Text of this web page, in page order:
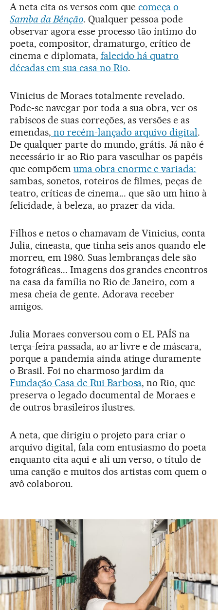
A neta cita os versos com quecomeça o
Samba da Bênção. Qualquer pessoa pode
observar agora esse processo tão íntimo do
poeta, compositor, dramaturgo, crítico de
cinema e diplomata, falecido há quatro
décadas em sua casa no Rio.
Vinicius de Moraes totalmente revelado.
Pode-se navegar por toda a sua obra, ver os
rabiscos de suas correções, as versões e as
emendas, no recém-lançado arquivo digital.
De qualquer parte do mundo, grátis. Já não é
necessário ir ao Rio para vasculhar os papéis
que compõem uma obra enorme e variada:
sambas, sonetos, roteiros de filmes, peças de
teatro, críticas de cinema... que são um hino à
felicidade, à beleza, ao prazer da vida.
Filhos e netos o chamavam de Vinicius, conta
Julia, cineasta, que tinha seis anos quando ele
morreu, em 1980. Suas lembranças dele são
fotográficas... Imagens dos grandes encontros
na casa da família no Rio de Janeiro, com a
mesa cheia de gente. Adorava receber
amigos.
Julia Moraes conversou com o EL PAÍS na
terça-feira passada, ao ar livre e de máscara,
porque a pandemia ainda atinge duramente
o Brasil. Foi no charmoso jardim da
Fundação Casa de Rui Barbosa, no Rio, que
preserva o legado documental de Moraes e
de outros brasileiros ilustres.
A neta, que dirigiu o projeto para criar o
arquivo digital, fala com entusiasmo do poeta
enquanto cita aqui e ali um verso, o título de
uma canção e muitos dos artistas com quem o
avô colaborou.